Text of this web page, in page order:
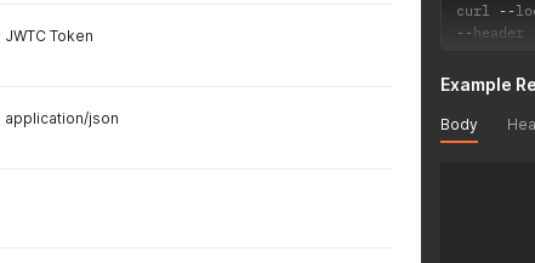
JWTC Token
application/json
curl --
--header
Example
Body